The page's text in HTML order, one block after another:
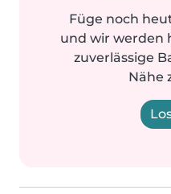
Füge noch
und wir werden
zuverlässige
Nähe